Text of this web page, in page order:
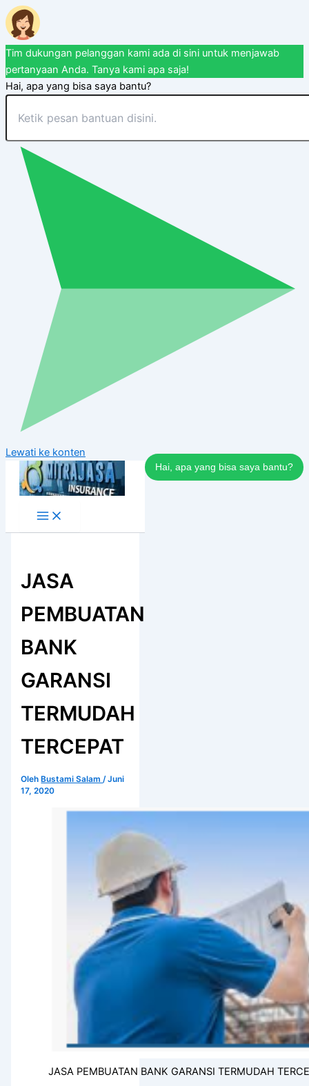
Tim dukungan pelanggan kami ada di sini untuk menjawab
pertanyaan Anda. Tanya kami apa saja!
Hai, apa yang bisa saya bantu?
Hai, apa yang bisa saya bantu?
Lewati ke konten
JASA
PEMBUATAN
BANK
GARANSI
TERMUDAH
TERCEPAT
Oleh Bustami Salam/Juni
17, 2020
JASA PEMBUATAN BANK GARANSI TERMUDAH